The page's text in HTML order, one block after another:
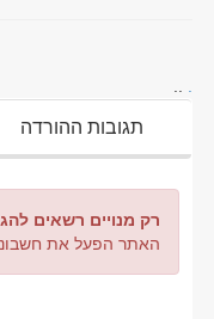
תגובות ההורדה
רק מנויים רשאים
האתר הפעל את